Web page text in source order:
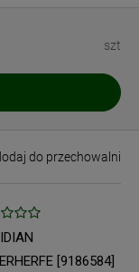
szt
do przechowalni
[9186584]